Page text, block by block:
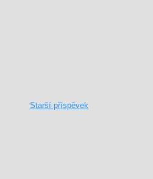
Starší příspěvek